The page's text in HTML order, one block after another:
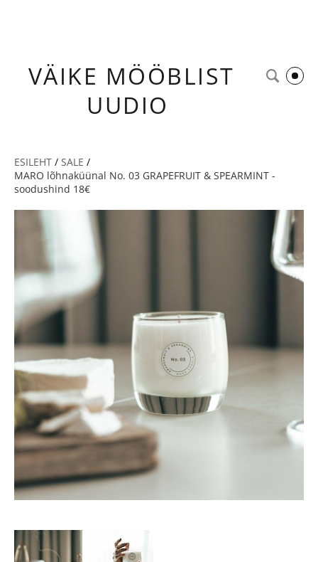
VÄIKE MÖÖBLIST
UUDIO
ESILEHT / SALE /
MARO lõhnaküünal No. 03 GRAPEFRUIT & SPEARMINT -
soodushind 18€